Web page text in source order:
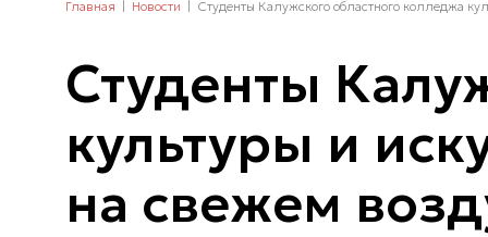
Главная Новости Студенты Калужского областного колледжа
Студенты
культуры и
на свежем